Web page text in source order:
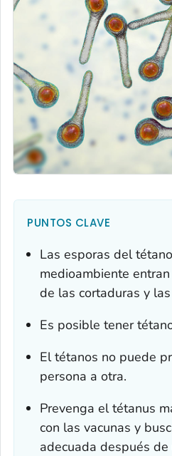
PUNTOS CLAVE
Las esporas del
medioambiente
de las cortaduras y
Es posible tener
El tétanos no puede
persona a otra.
Prevenga el tétanus
con las vacunas y
adecuada después de